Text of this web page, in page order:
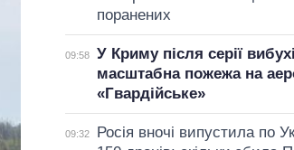
поранених
09:58
У Криму після серії
масштабна пожежа на
«Гвардійське»
09:32
Росія вночі випустила по